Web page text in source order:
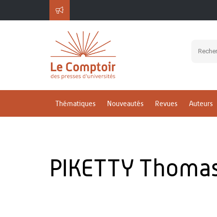
Thématiques Nouveautés Revues Auteurs
PIKETTY